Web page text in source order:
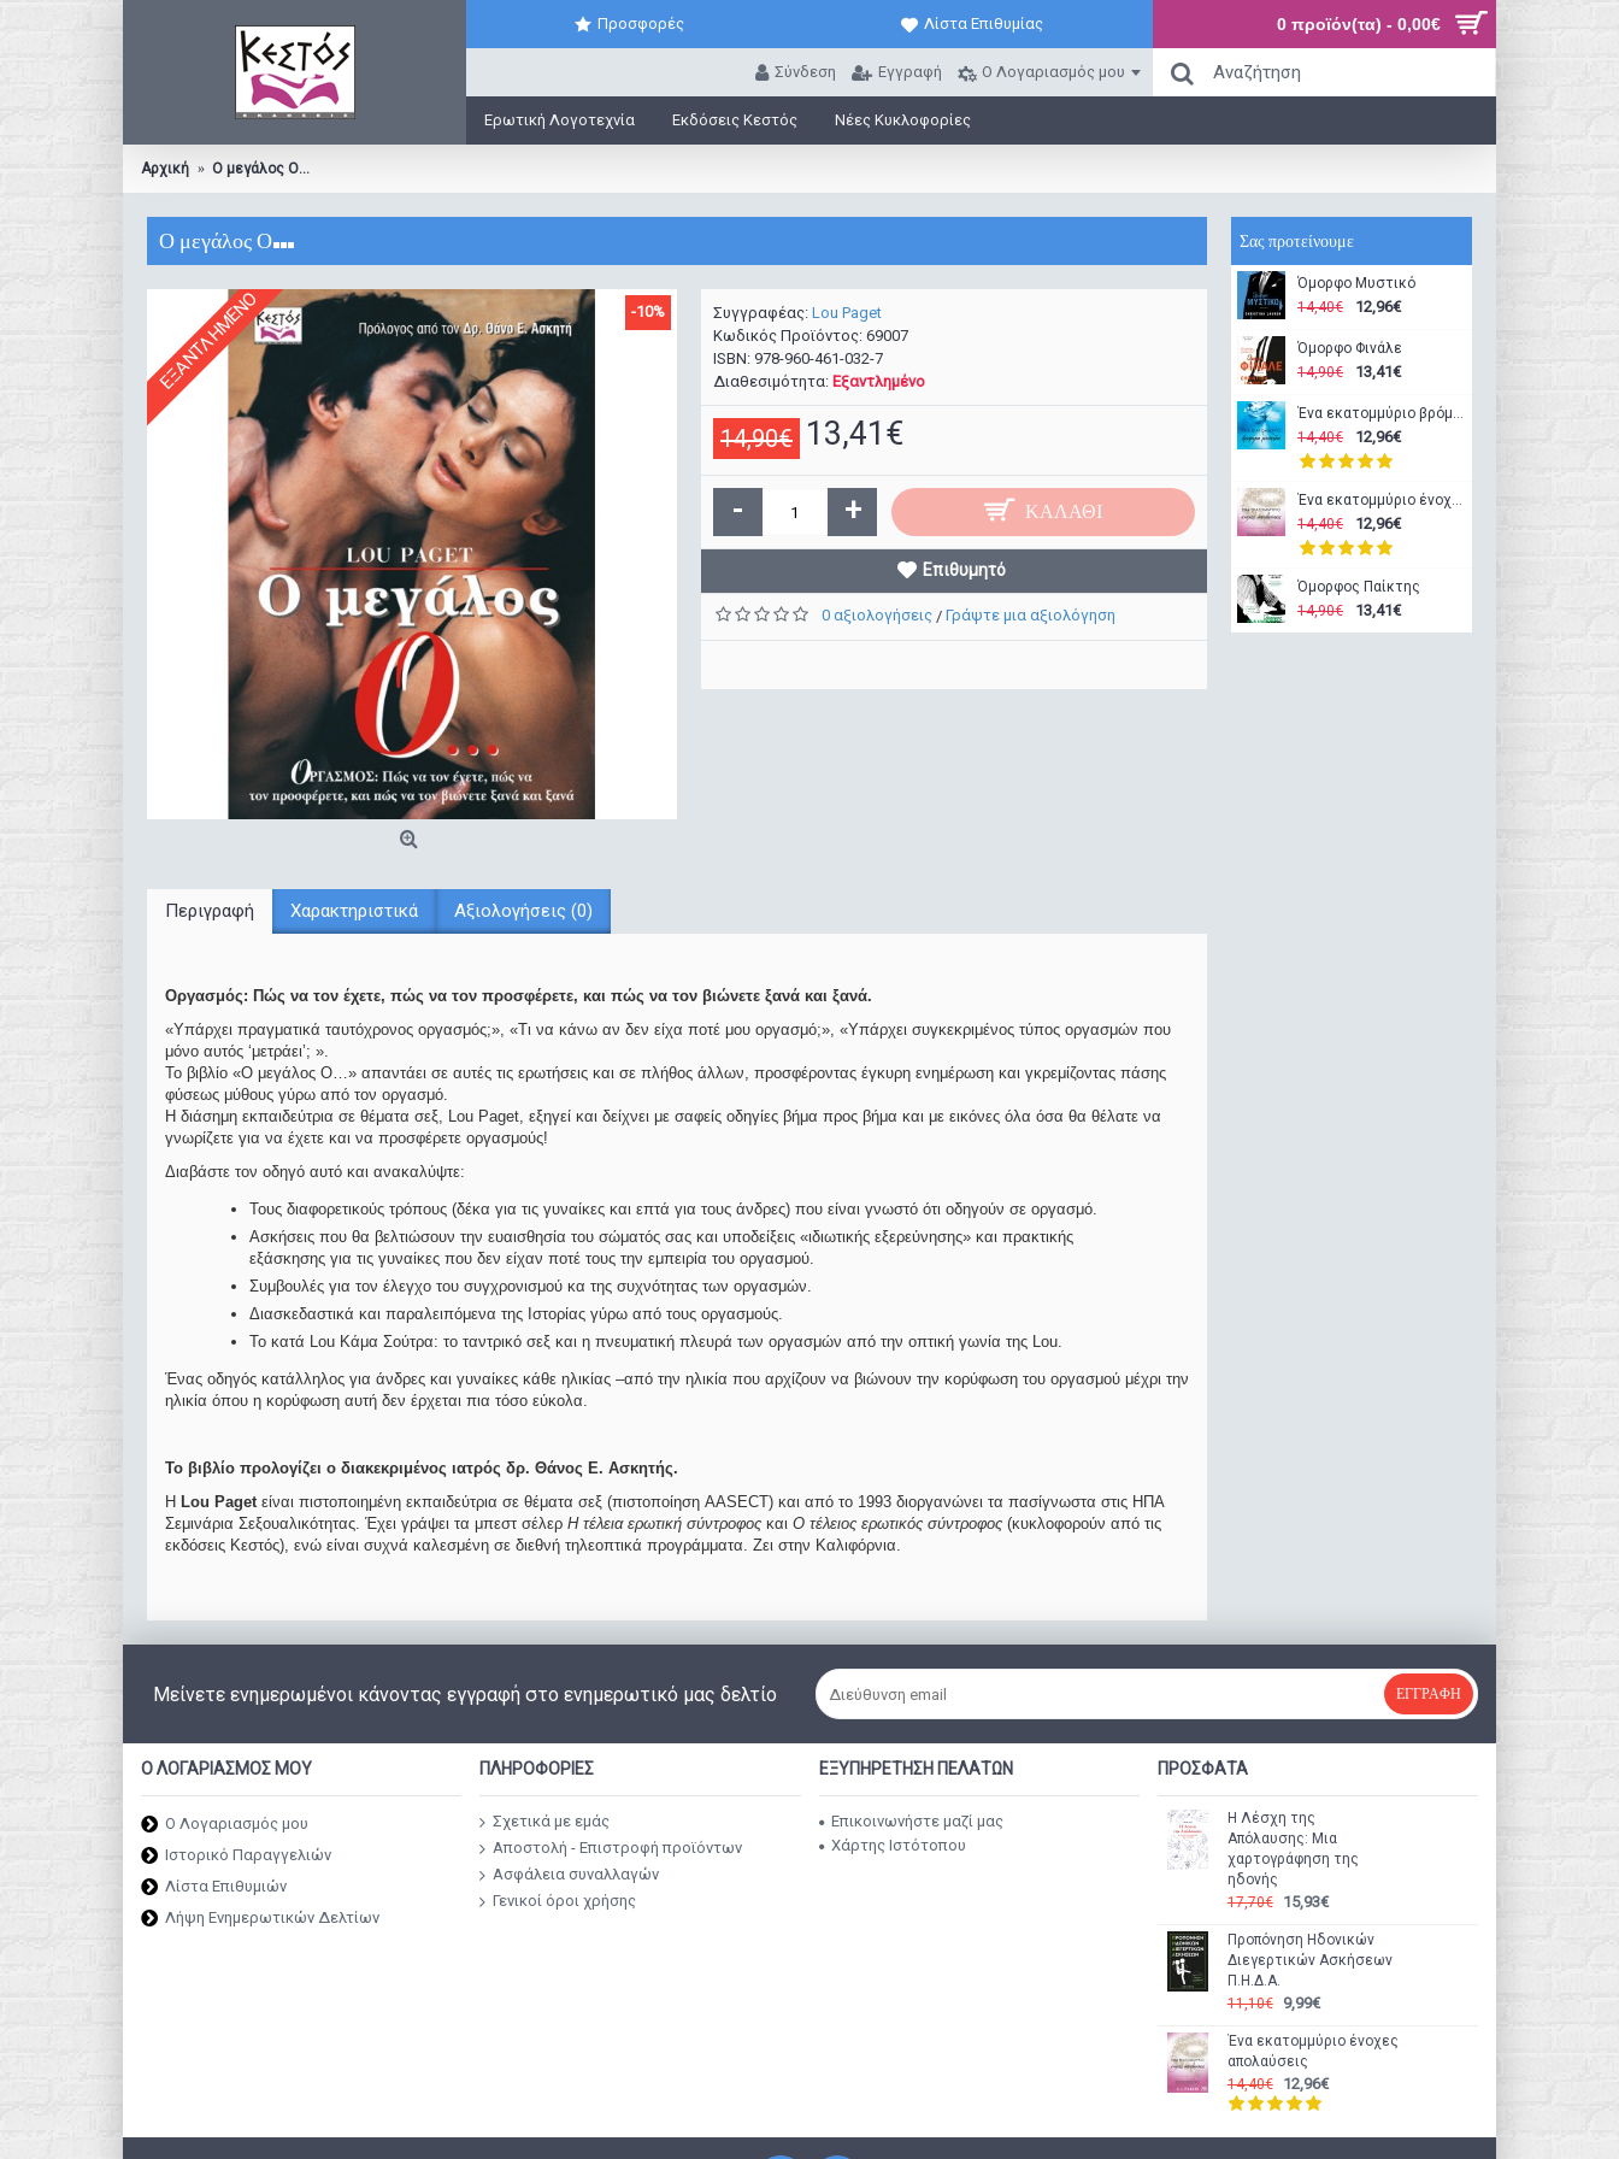
Προσφορές Λίστα Επιθυμίας 0 προϊόν(τα) - 0,00€
Σύνδεση Εγγραφή O Λογαριασμός μου
Ερωτική Λογοτεχνία Εκδόσεις Κεστός Νέες Κυκλοφορίες
Αρχική Ο μεγάλος Ο…
Σας προτείνουμε
Όμορφο Μυστικό
14,40€
12,96€
Όμορφο Φινάλε
14,90€
13,41€
Ένα εκατομμύριο βρόμικα μυστικά
14,40€
12,96€
Ένα εκατομμύριο ένοχες απολαύσεις
14,40€
12,96€
Όμορφος Παίκτης
14,90€
13,41€
Ο μεγάλος Ο…
-10%
ΕΞΑΝΤΛΗΜΈΝΟ Συγγραφέας: Lou Paget
Κωδικός Προϊόντος: 69007
ISBN: 978-960-461-032-7
Διαθεσιμότητα: Εξαντλημένο
14,90€ 13,41€
- + ΚΑΛΆΘΙ
Επιθυμητό
0 αξιολογήσεις / Γράψτε μια αξιολόγηση
Περιγραφή Χαρακτηριστικά Αξιολογήσεις (0)
Οργασμός: Πώς να τον έχετε, πώς να τον προσφέρετε, και πώς να τον βιώνετε ξανά και ξανά.
«Υπάρχει πραγματικά ταυτόχρονος οργασμός;», «Τι να κάνω αν δεν είχα ποτέ μου οργασμό;», «Υπάρχει συγκεκριμένος τύπος οργασμών που
μόνο αυτός ‘μετράει’; ».
Το βιβλίο «Ο μεγάλος Ο…» απαντάει σε αυτές τις ερωτήσεις και σε πλήθος άλλων, προσφέροντας έγκυρη ενημέρωση και γκρεμίζοντας πάσης
φύσεως μύθους γύρω από τον οργασμό.
Η διάσημη εκπαιδεύτρια σε θέματα σεξ, Lou Paget, εξηγεί και δείχνει με σαφείς οδηγίες βήμα προς βήμα και με εικόνες όλα όσα θα θέλατε να
γνωρίζετε για να έχετε και να προσφέρετε οργασμούς!
Διαβάστε τον οδηγό αυτό και ανακαλύψτε:
Τους διαφορετικούς τρόπους (δέκα για τις γυναίκες και επτά για τους άνδρες) που είναι γνωστό ότι οδηγούν σε οργασμό.
Ασκήσεις που θα βελτιώσουν την ευαισθησία του σώματός σας και υποδείξεις «ιδιωτικής εξερεύνησης» και πρακτικής
εξάσκησης για τις γυναίκες που δεν είχαν ποτέ τους την εμπειρία του οργασμού.
Συμβουλές για τον έλεγχο του συγχρονισμού κα της συχνότητας των οργασμών.
Διασκεδαστικά και παραλειπόμενα της Ιστορίας γύρω από τους οργασμούς.
Το κατά Lou Κάμα Σούτρα: το ταντρικό σεξ και η πνευματική πλευρά των οργασμών από την οπτική γωνία της Lou.
Ένας οδηγός κατάλληλος για άνδρες και γυναίκες κάθε ηλικίας –από την ηλικία που αρχίζουν να βιώνουν την κορύφωση του οργασμού μέχρι την
ηλικία όπου η κορύφωση αυτή δεν έρχεται πια τόσο εύκολα.
Το βιβλίο προλογίζει ο διακεκριμένος ιατρός δρ. Θάνος Ε. Ασκητής.
Η Lou Pagetείναι πιστοποιημένη εκπαιδεύτρια σε θέματα σεξ (πιστοποίηση AASECT) και από το 1993 διοργανώνει τα πασίγνωστα στις ΗΠΑ
Σεμινάρια Σεξουαλικότητας. Έχει γράψει τα μπεστ σέλερ Η τέλεια ερωτική σύντροφος και Ο τέλειος ερωτικός σύντροφος (κυκλοφορούν από τις
εκδόσεις Κεστός), ενώ είναι συχνά καλεσμένη σε διεθνή τηλεοπτικά προγράμματα. Ζει στην Καλιφόρνια.
Μείνετε ενημερωμένοι κάνοντας εγγραφή στο ενημερωτικό μας δελτίο ΕΓΓΡΑΦΉ
Ο ΛΟΓΑΡΙΑΣΜΌΣ ΜΟΥ
O Λογαριασμός μου
Ιστορικό Παραγγελιών
Λίστα Επιθυμιών
Λήψη Ενημερωτικών Δελτίων
ΠΛΗΡΟΦΟΡΊΕΣ
Σχετικά με εμάς
Αποστολή - Επιστροφή προϊόντων
Ασφάλεια συναλλαγών
Γενικοί όροι χρήσης
ΕΞΥΠΗΡΈΤΗΣΗ ΠΕΛΑΤΏΝ
Επικοινωνήστε μαζί μας
Χάρτης Ιστότοπου
ΠΡΟΣΦΑΤΑ
Η Λέσχη της
Απόλαυσης: Μια
χαρτογράφηση της
ηδονής
17,70€
15,93€
Προπόνηση Ηδονικών
Διεγερτικών Ασκήσεων
Π.Η.Δ.Α.
11,10€
9,99€
Ένα εκατομμύριο ένοχες
απολαύσεις
14,40€
12,96€